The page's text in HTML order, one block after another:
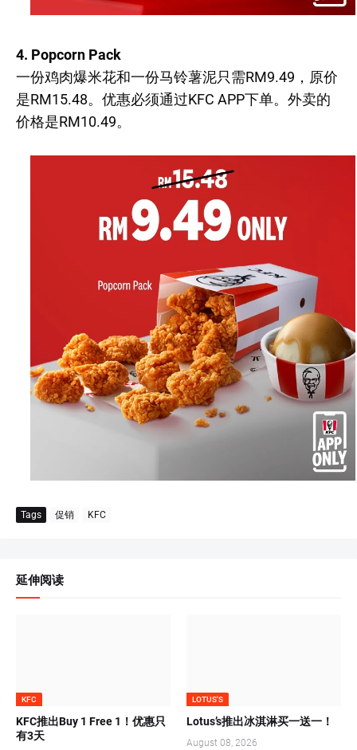
4. Popcorn Pack
一份鸡肉爆米花和一份马铃薯泥只需RM9.49，原价
是RM15.48。优惠必须通过KFC APP下单。外卖的
价格是RM10.49。
Tags 促销 KFC
延伸阅读
KFC
KFC推出Buy 1 Free 1！优惠只
有3天
LOTUS'S
Lotus’s推出冰淇淋买一送一！
August 08, 2026